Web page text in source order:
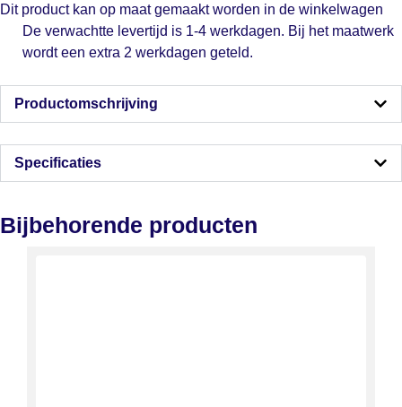
Dit product kan op maat gemaakt worden in de winkelwagen
De verwachtte levertijd is 1-4 werkdagen. Bij het maatwerk
wordt een extra 2 werkdagen geteld.
Productomschrijving
Specificaties
Bijbehorende producten